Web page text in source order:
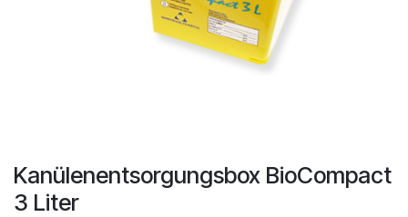
Kanülenentsorgungsbox BioCompact
3 Liter